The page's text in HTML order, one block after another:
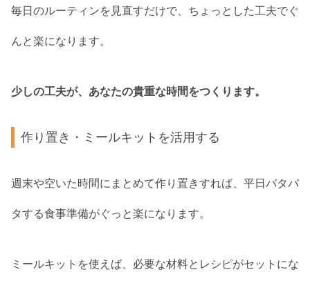
毎日のルーティンを見直すだけで、ちょっとした工夫でぐ
んと楽になります。
少しの工夫が、あなたの貴重な時間をつくります。
作り置き・ミールキットを活用する
週末や空いた時間にまとめて作り置きすれば、平日バタバ
タする食事準備がぐっと楽になります。
ミールキットを使えば、必要な材料とレシピがセットにな